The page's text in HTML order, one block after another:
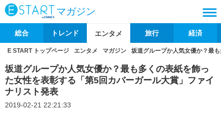
マガジン
総合 トレンド エンタメ 旅行 経済
E START トップページ エンタメ マガジン 坂道グループか人気女優か？最
坂道グループか人気女優か？最も多くの表紙を飾っ
た女性を表彰する「第5回カバーガール大賞」ファイ
ナリスト発表
2019-02-21 22:21:33